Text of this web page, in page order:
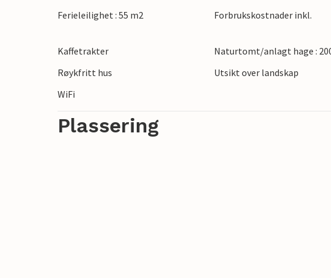
noen kilometer unna ligger Pula, med sitt
gjennom den sjarmerende gamlebyen, oppdag
en fortauskafé.
Ferieleilighet : 55 m2
Forbrukskostnader inkl.
Kaffetrakter
Naturtomt/anlagt hage :
Røykfritt hus
Utsikt over landskap
WiFi
Plassering